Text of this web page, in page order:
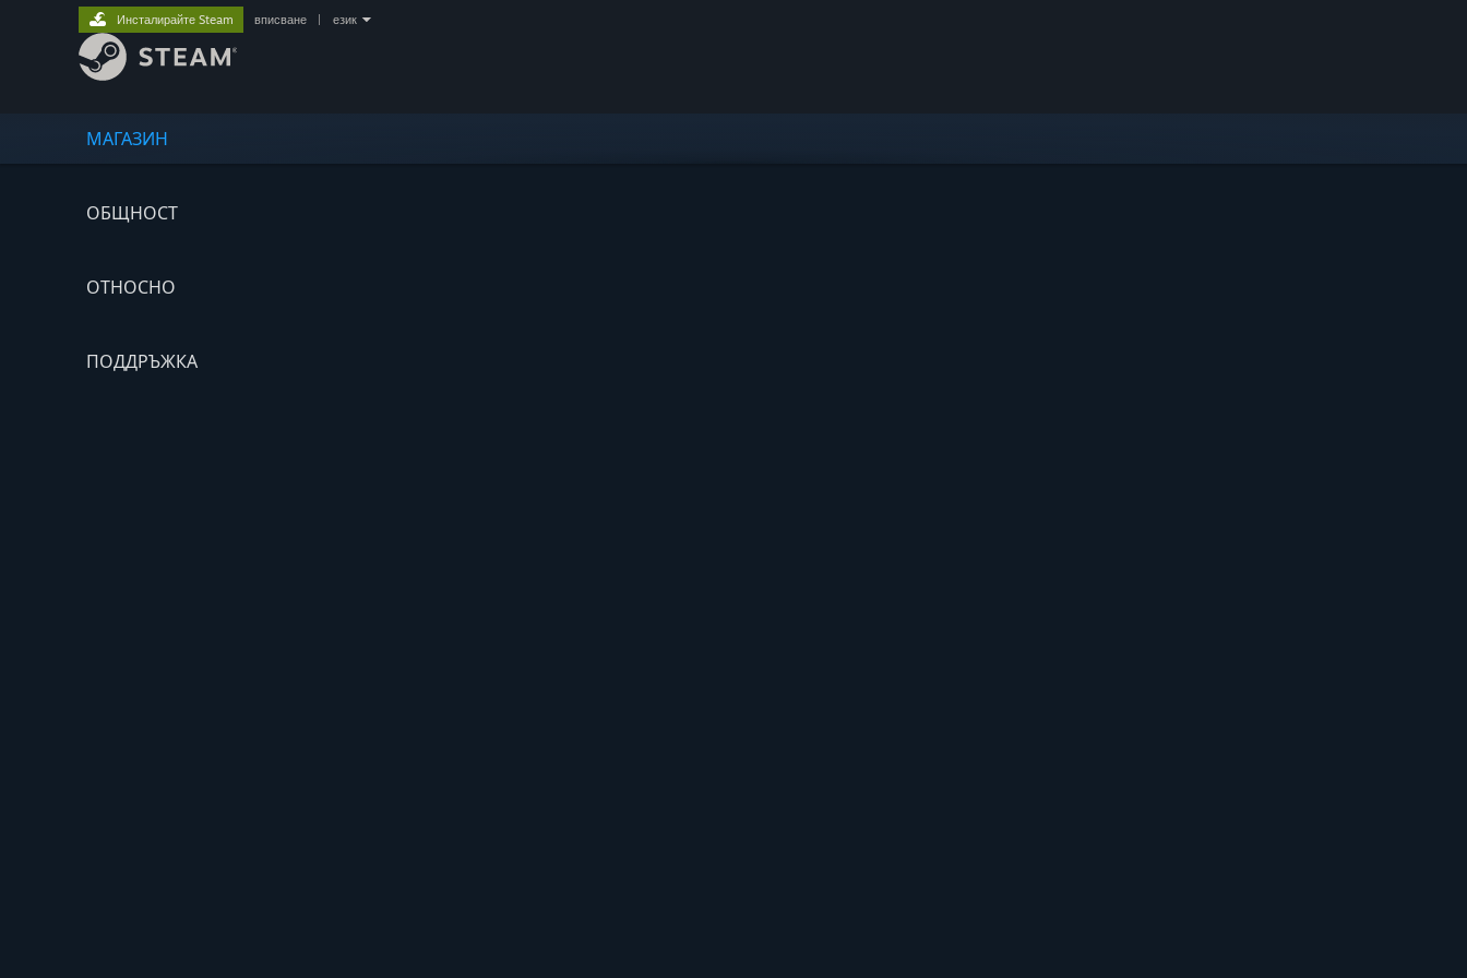
МАГАЗИН
ОБЩНОСТ
ОТНОСНО
ПОДДРЪЖКА
Инсталирайте Steam вписване език